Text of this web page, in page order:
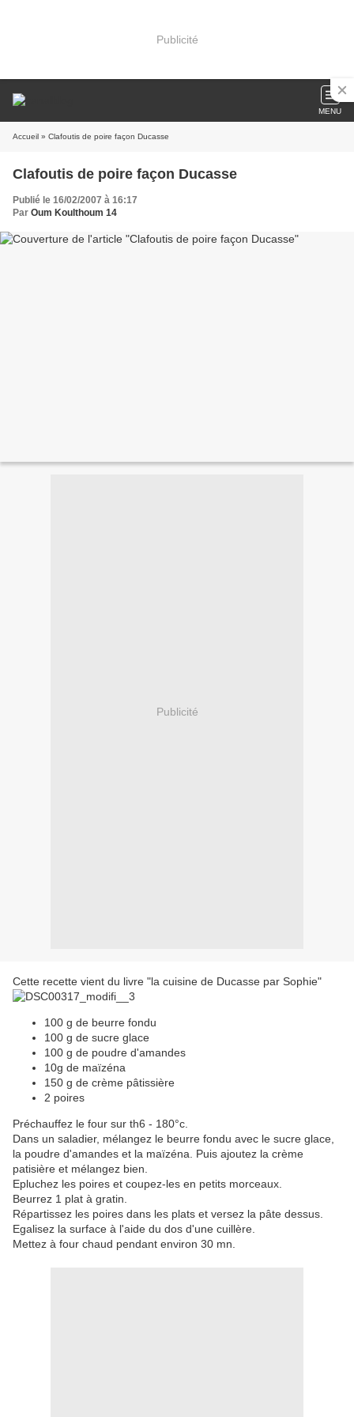
Publicité
MENU
Accueil » Clafoutis de poire façon Ducasse
Clafoutis de poire façon Ducasse
Publié le 16/02/2007 à 16:17
Par Oum Koulthoum 14
Publicité
Cette recette vient du livre "la cuisine de Ducasse par Sophie"
100 g de beurre fondu
100 g de sucre glace
100 g de poudre d'amandes
10g de maïzéna
150 g de crème pâtissière
2 poires
Préchauffez le four sur th6 - 180°c.
Dans un saladier, mélangez le beurre fondu avec le sucre glace,
la poudre d'amandes et la maïzéna. Puis ajoutez la crème
patisière et mélangez bien.
Epluchez les poires et coupez-les en petits morceaux.
Beurrez 1 plat à gratin.
Répartissez les poires dans les plats et versez la pâte dessus.
Egalisez la surface à l'aide du dos d'une cuillère.
Mettez à four chaud pendant environ 30 mn.